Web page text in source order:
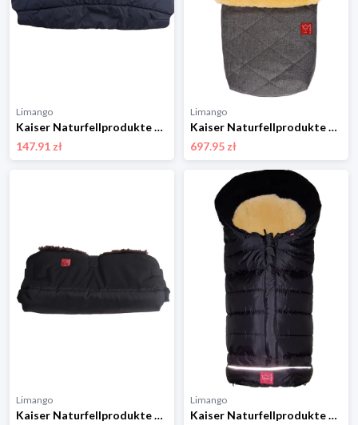
Limango
Kaiser Naturfellprodukte Ogrzewacz termiczny "Aska" w kolorze niebieskim do rąk - 45 x 25 cm rozmiar: onesize
147.91 zł
Limango
Kaiser Naturfellprodukte Śpiworek wełniany "Natty" w kolorze antracytowym - 85 x 45 cm rozmiar: onesize
697.95 zł
Limango
Kaiser Naturfellprodukte Ogrzewacz wełniany "Double" w kolorze granatowym do rąk - 22 x 45 cm rozmiar: onesize
Limango
Kaiser Naturfellprodukte Śpiworek termiczny "Arctik Plus" w kolorze czarnym - 105 x 48 cm rozmiar: onesize